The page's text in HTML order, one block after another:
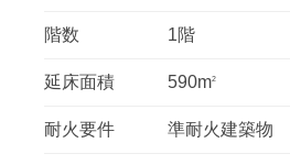
階数 1階
延床面積 590m2
耐火要件 準耐火建築物